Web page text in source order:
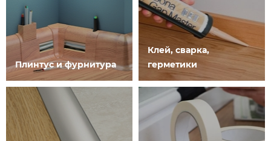
Плинтус и фурнитура
Клей, сварка,
герметики